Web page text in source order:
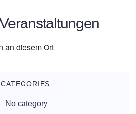
an diesem Ort
CATEGORIES:
No category